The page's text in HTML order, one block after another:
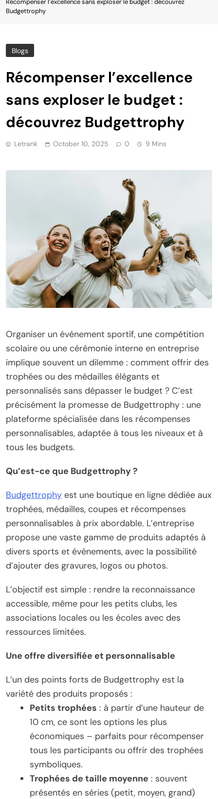
Récompenser l’excellence sans exploser le budget : découvrez
Budgettrophy
Blogs
Récompenser l’excellence
sans exploser le budget :
découvrez Budgettrophy
Letrank October 10, 2025 0 9 Mins
Organiser un événement sportif, une compétition
scolaire ou une cérémonie interne en entreprise
implique souvent un dilemme : comment offrir des
trophées ou des médailles élégants et
personnalisés sans dépasser le budget ? C’est
précisément la promesse de Budgettrophy : une
plateforme spécialisée dans les récompenses
personnalisables, adaptée à tous les niveaux et à
tous les budgets.
Qu’est-ce que Budgettrophy ?
Budgettrophy est une boutique en ligne dédiée aux
trophées, médailles, coupes et récompenses
personnalisables à prix abordable. L’entreprise
propose une vaste gamme de produits adaptés à
divers sports et événements, avec la possibilité
d’ajouter des gravures, logos ou photos.
L’objectif est simple : rendre la reconnaissance
accessible, même pour les petits clubs, les
associations locales ou les écoles avec des
ressources limitées.
Une offre diversifiée et personnalisable
L’un des points forts de Budgettrophy est la
variété des produits proposés :
Petits trophées : à partir d’une hauteur de
10 cm, ce sont les options les plus
économiques – parfaits pour récompenser
tous les participants ou offrir des trophées
symboliques.
Trophées de taille moyenne : souvent
présentés en séries (petit, moyen, grand)